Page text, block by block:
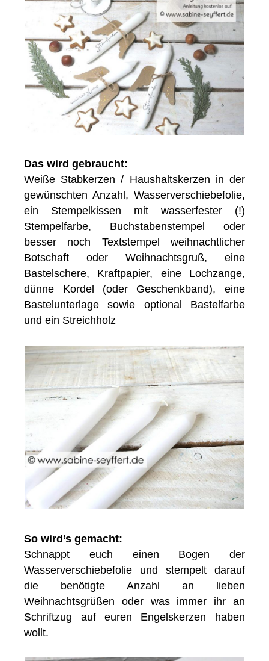
Das wird gebraucht:
Weiße Stabkerzen / Haushaltskerzen in der
gewünschten Anzahl, Wasserverschiebefolie,
ein Stempelkissen mit wasserfester (!)
Stempelfarbe, Buchstabenstempel oder
besser noch Textstempel weihnachtlicher
Botschaft oder Weihnachtsgruß, eine
Bastelschere, Kraftpapier, eine Lochzange,
dünne Kordel (oder Geschenkband), eine
Bastelunterlage sowie optional Bastelfarbe
und ein Streichholz
So wird’s gemacht:
Schnappt euch einen Bogen der
Wasserverschiebefolie und stempelt darauf
die benötigte Anzahl an lieben
Weihnachtsgrüßen oder was immer ihr an
Schriftzug auf euren Engelskerzen haben
wollt.